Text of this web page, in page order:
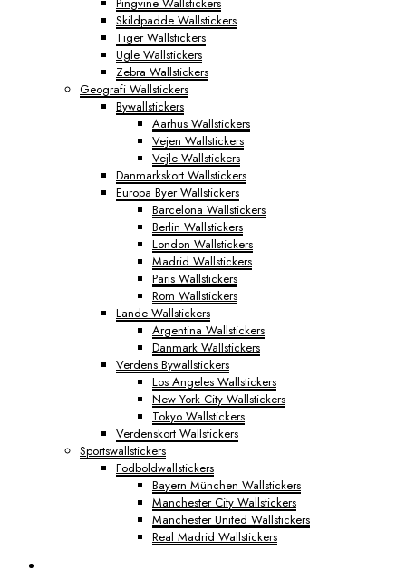
Skildpadde Wallstickers
Tiger Wallstickers
Ugle Wallstickers
Zebra Wallstickers
Geografi Wallstickers
Bywallstickers
Aarhus Wallstickers
Vejen Wallstickers
Vejle Wallstickers
Danmarkskort Wallstickers
Europa Byer Wallstickers
Barcelona Wallstickers
Berlin Wallstickers
London Wallstickers
Madrid Wallstickers
Paris Wallstickers
Rom Wallstickers
Lande Wallstickers
Argentina Wallstickers
Danmark Wallstickers
Verdens Bywallstickers
Los Angeles Wallstickers
New York City Wallstickers
Tokyo Wallstickers
Verdenskort Wallstickers
Sportswallstickers
Fodboldwallstickers
Bayern München Wallstickers
Manchester City Wallstickers
Manchester United Wallstickers
Real Madrid Wallstickers